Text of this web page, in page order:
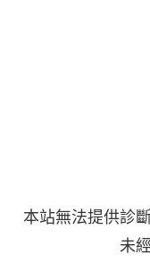
本站無法提供診
未